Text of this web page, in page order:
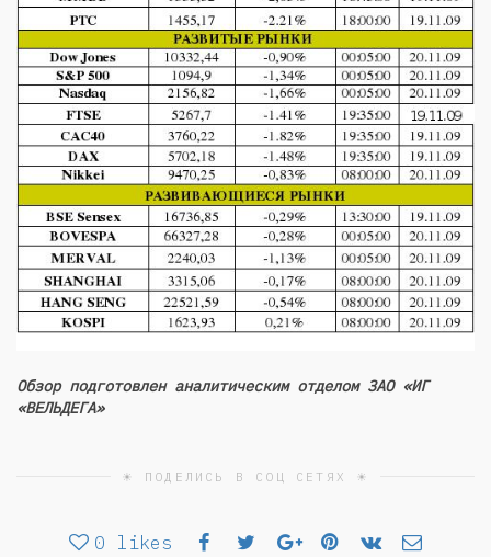
Обзор подготовлен аналитическим отделом ЗАО «ИГ
«ВЕЛЬДЕГА»
☀ ПОДЕЛИСЬ В СОЦ СЕТЯХ ☀
0 likes